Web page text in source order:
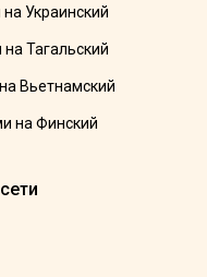
Украинский
на Тагальский
Вьетнамский
на Финский